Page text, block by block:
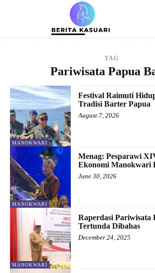
TAG
Pariwisata Papua
MANOKWARI
Festival Raimuti
Tradisi Barter Papua
August 7, 2026
MANOKWARI
Menag: Pesparawi
Ekonomi Manokwari
June 30, 2026
MANOKWARI
Raperdasi Pariwisata
Tertunda Dibahas
December 24, 2025